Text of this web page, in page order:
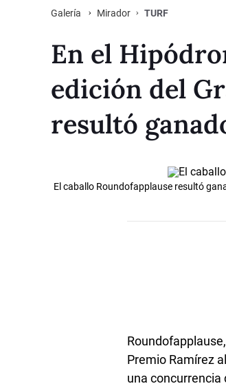
Galería Mirador TURF
En el
edición del
resultó
El caballo Roundofapplause resultó
Premio Ramírez
una concurrencia